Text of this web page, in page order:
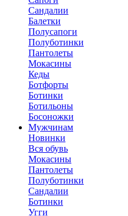
Сандалии
Балетки
Полусапоги
Полуботинки
Пантолеты
Мокасины
Кеды
Ботфорты
Ботинки
Ботильоны
Босоножки
Мужчинам
Новинки
Вся обувь
Мокасины
Пантолеты
Полуботинки
Сандалии
Ботинки
Угги